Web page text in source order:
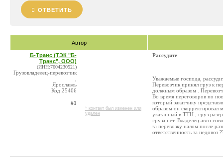
ОТВЕТИТЬ
Автор
Б-Транс (ТЭК "Б-
Транс", ООО)
(ИНН:7604230521)
Грузовладелец-перевозчик
Ярославль
Код:25406
#1
* контакт был изменен или
удален
Рассудите
Уважаемые господа,
Перевозчик принял груз к
должным образом .
Во время переговоров по
который заказчику
образом он скорректировал
указанный в ТТН , груз
груза нет. Владелец авто
за перевозку налом после
ответственность за недовоз